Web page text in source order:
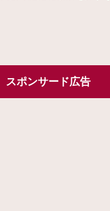
スポンサード広告